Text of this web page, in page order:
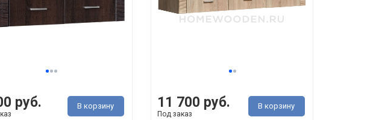
руб. В корзину 11 700 руб.
Под заказ
В корзину